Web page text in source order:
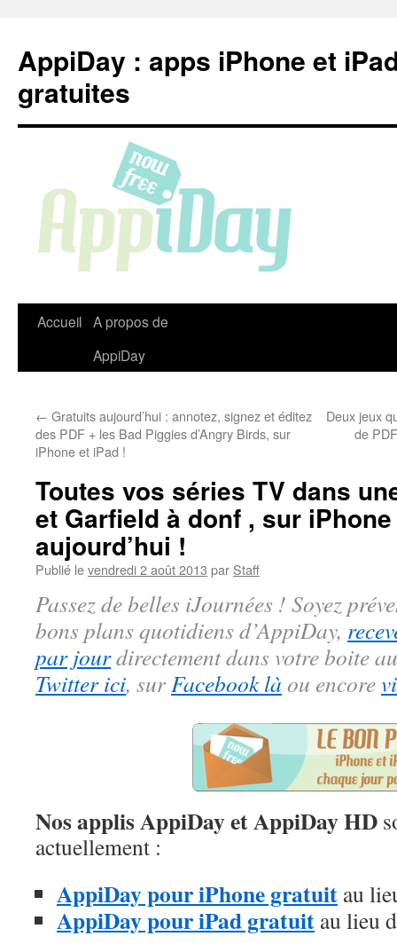
contenu
AppiDay : apps iPhone et
gratuites
Accueil A propos de
AppiDay
← Gratuits aujourd’hui : annotez, signez et éditez
des PDF + les Bad Piggies d’Angry Birds, sur
iPhone et iPad !
Deux jeux
de
Toutes vos séries TV dans
et Garfield à donf , sur
aujourd’hui !
Publié levendredi 2 août 2013 par Staff
Passez de belles iJournées ! Soyez
bons plans quotidiens d’AppiDay,
par jourdirectement dans votre boite
Twitter ici, surFacebook là ou encore
Nos applis AppiDay et AppiDay HD
actuellement :
AppiDay pour iPhone gratuit au
AppiDay pour iPad gratuit au lieu